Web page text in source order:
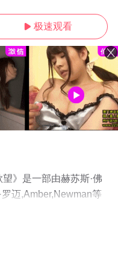
 极速观看
》是一部由赫苏斯·佛
迈,Amber,Newman等
大结局剧情已揭晓（1-
电影、电视猫或剧情